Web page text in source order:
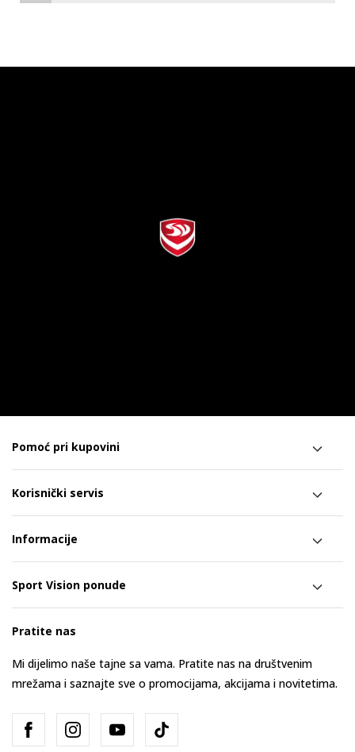
Pomoć pri kupovini
Korisnički servis
Informacije
Sport Vision ponude
Pratite nas
Mi dijelimo naše tajne sa vama. Pratite nas na društvenim
mrežama i saznajte sve o promocijama, akcijama i novitetima.